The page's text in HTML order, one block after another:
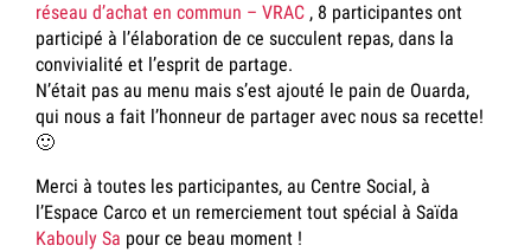
réseau d’achat en commun – VRAC , 8 participantes ont
participé à l’élaboration de ce succulent repas, dans la
convivialité et l’esprit de partage.
N’était pas au menu mais s’est ajouté le pain de Ouarda,
qui nous a fait l’honneur de partager avec nous sa recette!
🙂
Merci à toutes les participantes, au Centre Social, à
l’Espace Carco et un remerciement tout spécial à Saïda
Kabouly Sa pour ce beau moment !